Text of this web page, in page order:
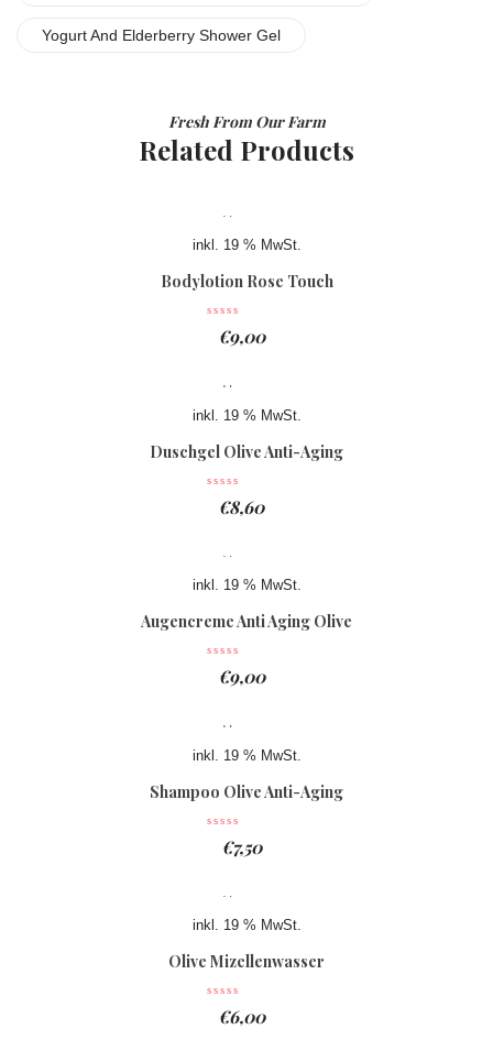
Yogurt And Elderberry Shower Gel
Related Products
Fresh From Our Farm
inkl. 19 % MwSt.
Bodylotion Rose Touch
€9,00
inkl. 19 % MwSt.
Duschgel Olive Anti-Aging
€8,60
inkl. 19 % MwSt.
Augencreme Anti Aging Olive
€9,00
inkl. 19 % MwSt.
Shampoo Olive Anti-Aging
€7,50
inkl. 19 % MwSt.
Olive Mizellenwasser
€6,00